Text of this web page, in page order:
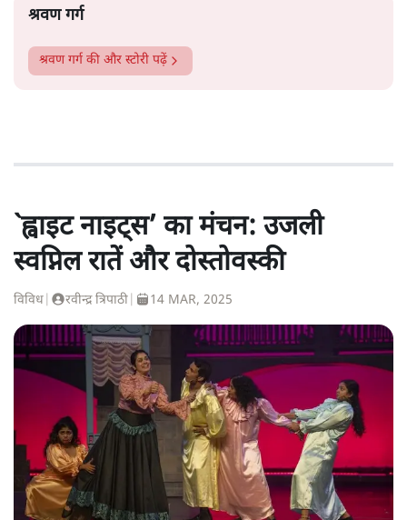
श्रवण गर्ग
श्रवण गर्ग की और स्टोरी पढ़ें
`ह्वाइट नाइट्स’ का मंचन: उजली
स्वप्निल रातें और दोस्तोवस्की
विविध रवीन्द्र त्रिपाठी 14 MAR, 2025